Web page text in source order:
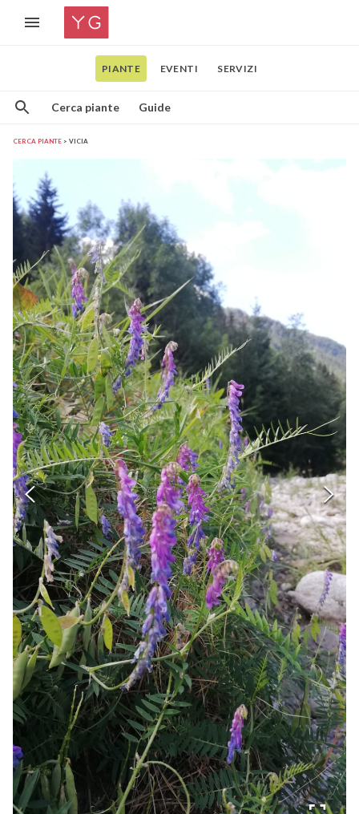
PIANTE EVENTI SERVIZI
Cerca piante Guide
CERCA PIANTE VICIA